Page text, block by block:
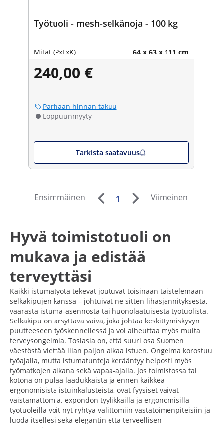
Työtuoli - mesh-selkänoja - 100 kg
Mitat (PxLxK) 64 x 63 x 111 cm
240,00 €
Parhaan hinnan takuu
Loppuunmyyty
Tarkista saatavuus
Ensimmäinen 1 Viimeinen
Hyvä toimistotuoli on
mukava ja edistää
terveyttäsi
Kaikki istumatyötä tekevät joutuvat toisinaan taistelemaan
selkäkipujen kanssa – johtuivat ne sitten lihasjännityksestä,
väärästä istuma-asennosta tai huonolaatuisesta työtuolista.
Selkäkipu on ärsyttävä vaiva, joka johtaa keskittymiskyvyn
puutteeseen työskennellessä ja voi aiheuttaa myös muita
terveysongelmia. Tosiasia on, että suuri osa Suomen
väestöstä viettää liian paljon aikaa istuen. Ongelma korostuu
työajalla, mutta istumatunteja kerääntyy helposti myös
työmatkojen aikana sekä vapaa-ajalla. Jos toimistossa tai
kotona on pulaa laadukkaista ja ennen kaikkea
ergonomisista istuinkalusteista, ovat fyysiset vaivat
väistämättömiä. expondon tyylikkäillä ja ergonomisilla
työtuoleilla voit nyt ryhtyä välittömiin vastatoimenpiteisiin ja
luoda itsellesi sekä elegantin että terveellisen